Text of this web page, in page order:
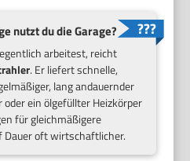
nutzt du die Garage?
arbeitest, reicht
. Er liefert schnelle,
lang andauernder
ein ölgefüllter Heizkörper
für gleichmäßigere
Dauer oft wirtschaftlicher.